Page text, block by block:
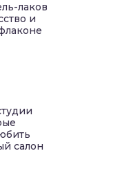
лаков
и
салон